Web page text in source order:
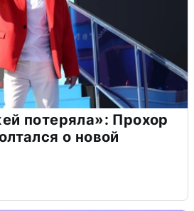
потеряла»: Прохор
о новой